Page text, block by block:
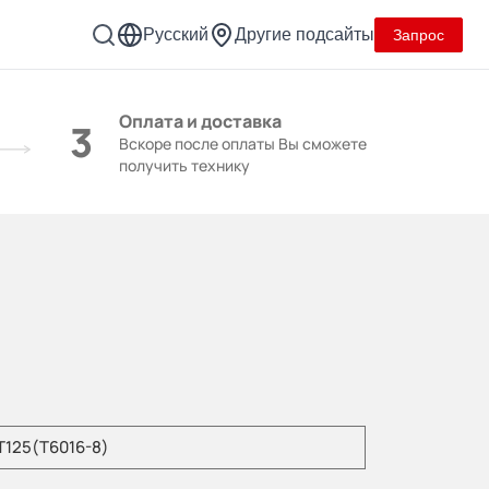
Русский Другие подсайты Запрос
3 Оплата и доставка
Вскоре после оплаты Вы сможете
получить технику